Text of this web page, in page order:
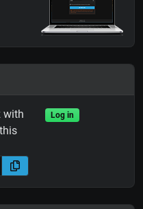
with
Log in